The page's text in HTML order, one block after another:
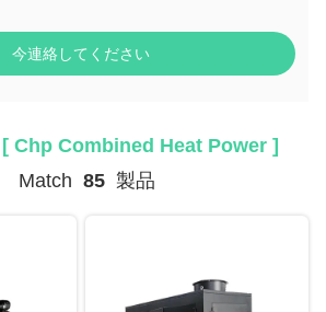
今連絡してください
[ Chp Combined Heat Power ]
Match 85製品